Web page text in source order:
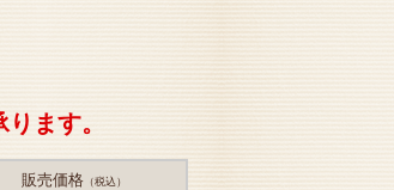
ます。
販売価格（税込）